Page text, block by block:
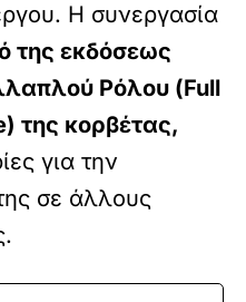
Η συνεργασία
της εκδόσεως
Ρόλου (Full
της κορβέτας,
για την
σε άλλους